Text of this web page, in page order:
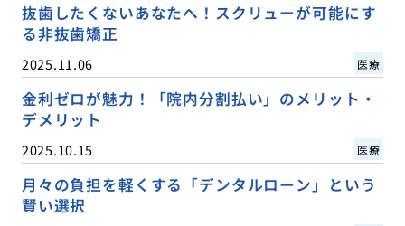
抜歯したくないあなたへ！スクリューが可能にす
る非抜歯矯正
2025.11.06 医療
金利ゼロが魅力！「院内分割払い」のメリット・
デメリット
2025.10.15 医療
月々の負担を軽くする「デンタルローン」という
賢い選択